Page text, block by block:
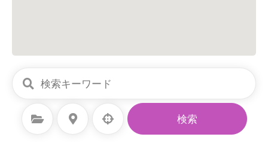
カテゴリーを選択 検索